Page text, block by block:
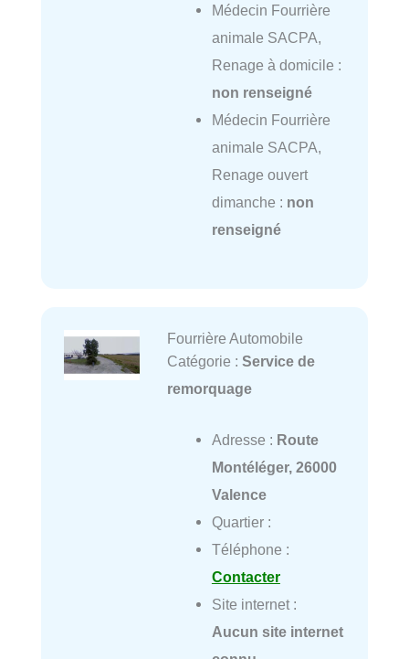
Médecin Fourrière
animale SACPA,
Renage à domicile :
non renseigné
Médecin Fourrière
animale SACPA,
Renage ouvert
dimanche : non
renseigné
Fourrière Automobile
Catégorie : Service de
remorquage
Adresse : Route
Montéléger, 26000
Valence
Quartier :
Téléphone :
Contacter
Site internet :
Aucun site internet